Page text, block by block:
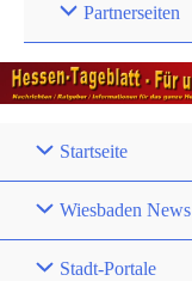
Partnerseiten
Startseite
Wiesbaden News
Stadt-Portale